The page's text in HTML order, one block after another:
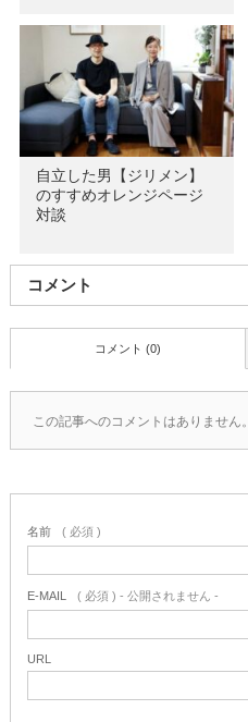
自立した男【ジリメン】
のすすめオレンジページ
対談
コメント
コメント (0)
この記事へのコメントはありません。
名前 ( 必須 )
E-MAIL ( 必須 ) - 公開されません -
URL